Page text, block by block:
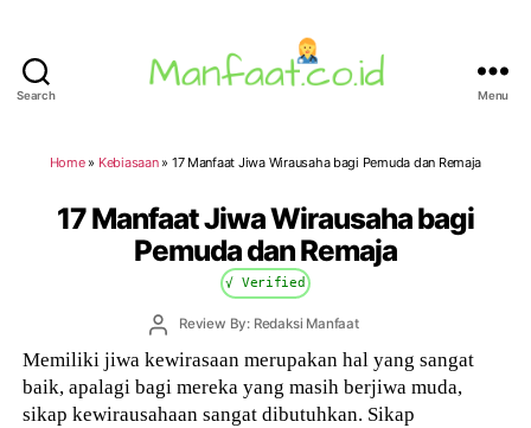
Search Menu
Home» Kebiasaan» 17 Manfaat Jiwa Wirausaha bagi Pemuda dan Remaja
17 Manfaat Jiwa Wirausaha bagi
Pemuda dan Remaja
√ Verified
PostReview By: Redaksi Manfaat
Memiliki jiwa kewirasaan merupakan hal yang sangat
baik, apalagi bagi mereka yang masih berjiwa muda,
sikap kewirausahaan sangat dibutuhkan. Sikap